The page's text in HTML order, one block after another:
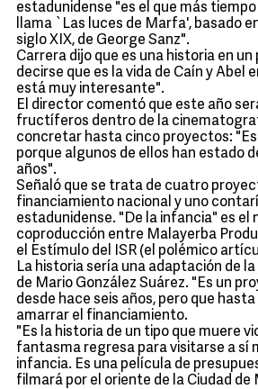
estadunidense "es el que más
llama `Las luces de Marfa', basado
siglo XIX, de George Sanz".
Carrera dijo que es una historia en un
decirse que es la vida de Caín y Abel
está muy interesante".
El director comentó que este año
fructíferos dentro de la
concretar hasta cinco proyectos:
porque algunos de ellos han estado
años".
Señaló que se trata de cuatro
financiamiento nacional y uno
estadunidense. "De la infancia" es el
coproducción entre Malayerba
el Estímulo del ISR (el polémico
La historia sería una adaptación de
de Mario González Suárez. "Es un
desde hace seis años, pero que
amarrar el financiamiento.
"Es la historia de un tipo que muere
fantasma regresa para visitarse a sí
infancia. Es una película de
filmará por el oriente de la Ciudad de